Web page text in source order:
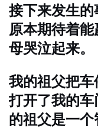
接下来发生
原本期待着
母哭泣起来。
我的祖父把车
打开了我的
的祖父是一个